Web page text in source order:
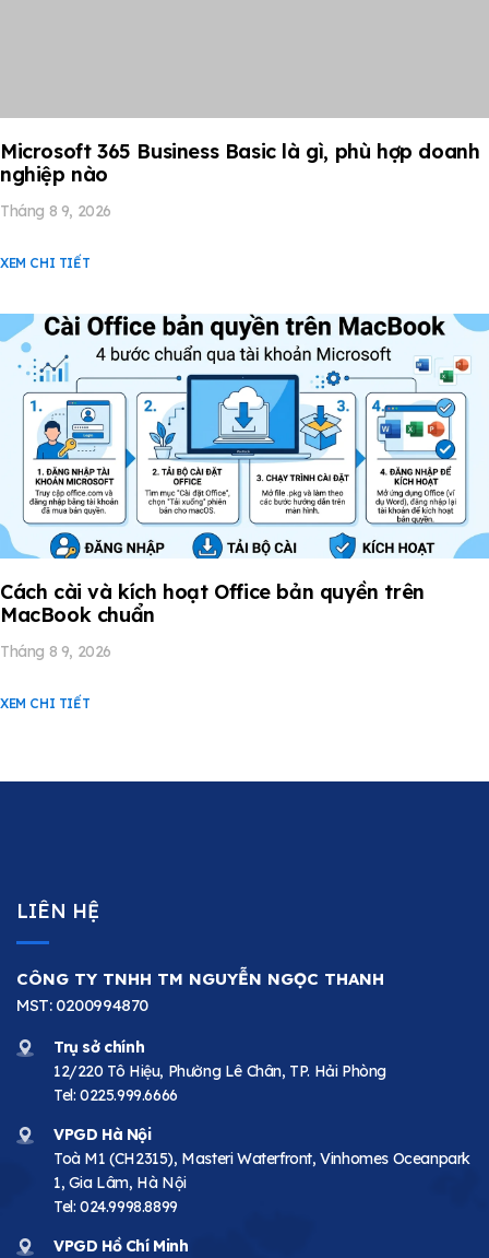
Microsoft 365 Business Basic là gì, phù hợp doanh
nghiệp nào
Tháng 8 9, 2026
XEM CHI TIẾT
Cách cài và kích hoạt Office bản quyền trên
MacBook chuẩn
Tháng 8 9, 2026
XEM CHI TIẾT
LIÊN HỆ
CÔNG TY TNHH TM NGUYỄN NGỌC THANH
MST: 0200994870
Trụ sở chính
12/220 Tô Hiệu, Phường Lê Chân, TP. Hải Phòng
Tel: 0225.999.6666
VPGD Hà Nội
Toà M1 (CH2315), Masteri Waterfront, Vinhomes Oceanpark
1, Gia Lâm, Hà Nội
Tel: 024.9998.8899
VPGD Hồ Chí Minh